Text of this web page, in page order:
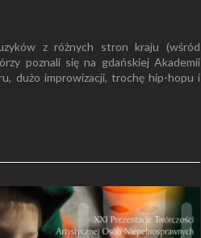
z różnych stron kraju (wśród
poznali się na gdańskiej Akademii
dużo improwizacji, trochę hip-hopu i